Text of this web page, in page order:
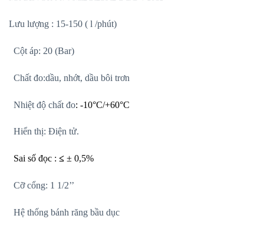
Lưu lượng : 15-150 ( l /phút)
Cột áp: 20 (Bar)
Chất đo:dầu, nhớt, dầu bôi trơn
Nhiệt độ chất đo: -10°C/+60°C
Hiển thị: Điện tử.
Sai số đọc : ≤ ± 0,5%
Cỡ cổng: 1 1/2’’
Hệ thống bánh răng bầu dục